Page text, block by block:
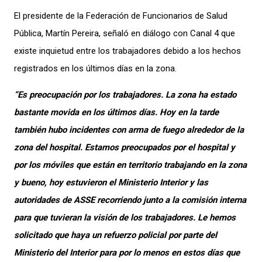
El presidente de la Federación de Funcionarios de Salud
Pública, Martín Pereira, señaló en diálogo con Canal 4 que
existe inquietud entre los trabajadores debido a los hechos
registrados en los últimos días en la zona.
“Es preocupación por los trabajadores. La zona ha estado
bastante movida en los últimos días. Hoy en la tarde
también hubo incidentes con arma de fuego alrededor de la
zona del hospital. Estamos preocupados por el hospital y
por los móviles que están en territorio trabajando en la zona
y bueno, hoy estuvieron el Ministerio Interior y las
autoridades de ASSE recorriendo junto a la comisión interna
para que tuvieran la visión de los trabajadores. Le hemos
solicitado que haya un refuerzo policial por parte del
Ministerio del Interior para por lo menos en estos días que